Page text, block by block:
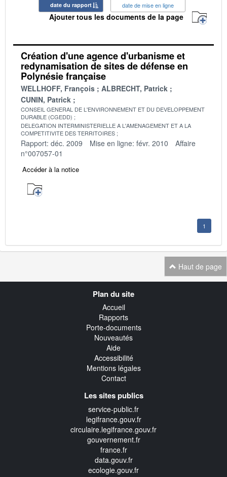
date du rapport date de mise en ligne
Ajouter tous les documents de la page
Création d'une agence d'urbanisme et
redynamisation de sites de défense en
Polynésie française
WELLHOFF, François
ALBRECHT, Patrick
CUNIN, Patrick
CONSEIL GENERAL DE L'ENVIRONNEMENT ET DU DEVELOPPEMENT
DURABLE (CGEDD)
DELEGATION INTERMINISTERIELLE A L'AMENAGEMENT ET A LA
COMPETITIVITE DES TERRITOIRES
Rapport: déc. 2009 Mise en ligne: févr. 2010
Affaire
n°007057-01
Accéder à la notice
1
Haut de page
Plan du site
Accueil
Rapports
Porte-documents
Nouveautés
Aide
Accessibilité
Mentions légales
Contact
Les sites publics
service-public.fr
legifrance.gouv.fr
circulaire.legifrance.gouv.fr
gouvernement.fr
france.fr
data.gouv.fr
ecologie.gouv.fr